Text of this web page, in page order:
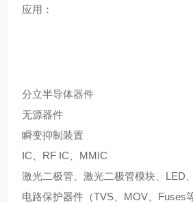
应用：
分立半导体器件
无源器件
瞬变抑制装置
IC、RF IC、MMIC
激光二极管、激光二极管模块、LED
电路保护器件（TVS、MOV、Fuses等